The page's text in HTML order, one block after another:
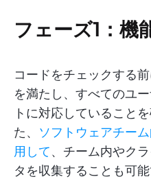
フェーズ1： 機
コードをチェックする
を満たし、すべてのユ
トに対応していること
た、 ソフトウェアチー
用して、チーム内やク
タを収集することも可